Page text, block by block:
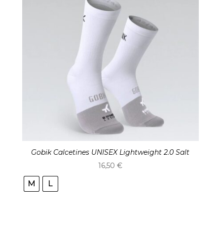
Gobik Calcetines UNISEX Lightweight 2.0 Salt
16,50€
M L